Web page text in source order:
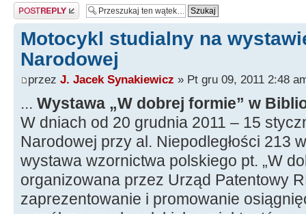
Odpowiedz
Motocykl studialny na
Narodowej
przez J. Jacek Synakiewicz » Pt gru 09, 2011 2:48
... Wystawa „W dobrej formie” w
W dniach od 20 grudnia 2011 – 15
Narodowej przy al. Niepodległości 213
wystawa wzornictwa polskiego pt. „W
organizowana przez Urząd Patentowy
zaprezentowanie i promowanie